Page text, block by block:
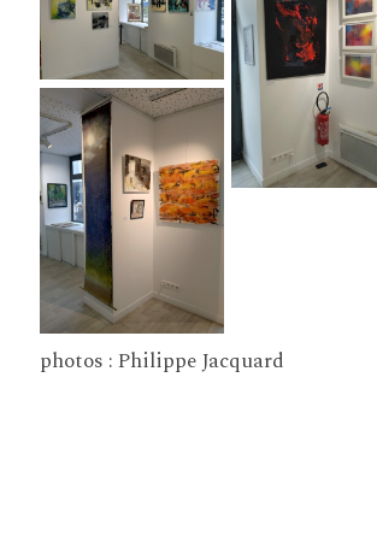
photos : Philippe Jacquard